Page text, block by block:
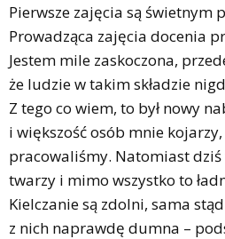
Pierwsze zajęcia są świetnym
Prowadząca zajęcia docenia
Jestem mile zaskoczona,
że ludzie w takim składzie
Z tego co wiem, to był nowy
i większość osób mnie
pracowaliśmy. Natomiast
twarzy i mimo wszystko to
Kielczanie są zdolni, sama
z nich naprawdę dumna –